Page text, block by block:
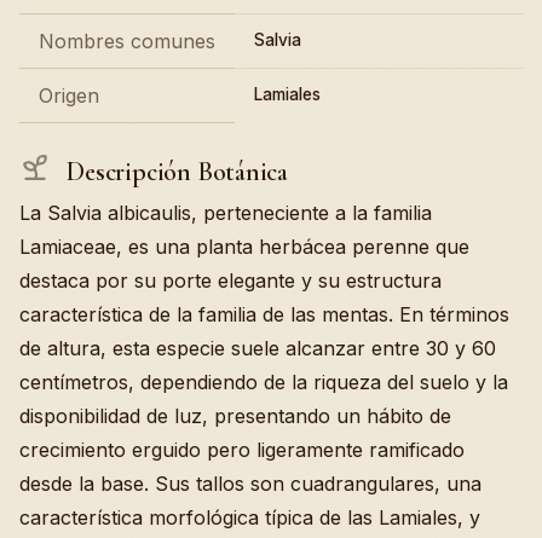
Nombres comunes Salvia
Origen Lamiales
Descripción Botánica
La Salvia albicaulis, perteneciente a la familia
Lamiaceae, es una planta herbácea perenne que
destaca por su porte elegante y su estructura
característica de la familia de las mentas. En términos
de altura, esta especie suele alcanzar entre 30 y 60
centímetros, dependiendo de la riqueza del suelo y la
disponibilidad de luz, presentando un hábito de
crecimiento erguido pero ligeramente ramificado
desde la base. Sus tallos son cuadrangulares, una
característica morfológica típica de las Lamiales, y